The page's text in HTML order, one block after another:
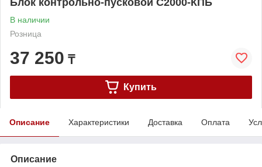
В наличии
Розница
37 250 ₸
Купить
Описание Характеристики Доставка Оплата
Описание